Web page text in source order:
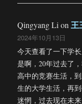
Qingyang Li on 王
2024年10月13日
今天查看了一下学
是啊，20年过去了
高中的竞赛生活，
生的大学生活，再
迷惘，过去现在未